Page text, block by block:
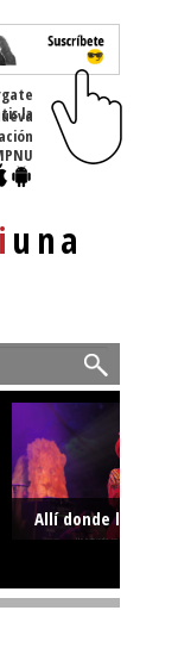
una
la nueva
Allí donde la